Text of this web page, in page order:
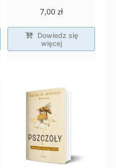
7,00 zł
Dowiedz się
więcej